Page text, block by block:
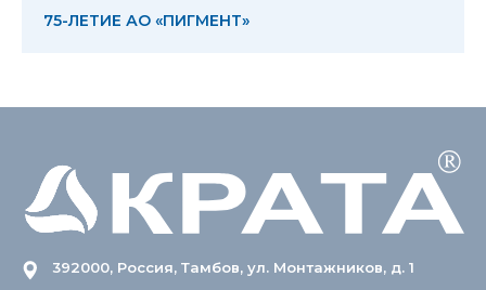
75-ЛЕТИЕ АО «ПИГМЕНТ»
392000, Россия, Тамбов, ул. Монтажников, д. 1